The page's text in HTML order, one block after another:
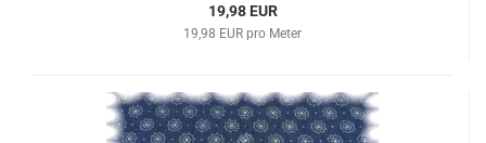
19,98 EUR
19,98 EUR pro Meter